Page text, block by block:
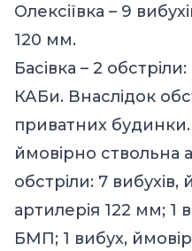
Олексіївка – 9
120 мм.
Басівка – 2
КАБи. Внаслідок
приватних будинки.
ймовірно ствольна
обстріли: 7
артилерія 122 мм; 1
БМП; 1 вибух,